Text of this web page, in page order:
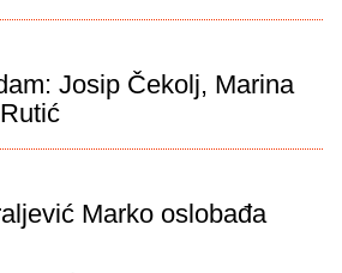
Josip Čekolj, Marina
Marko oslobađa